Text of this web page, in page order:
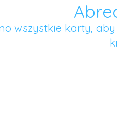
wszystkie karty,